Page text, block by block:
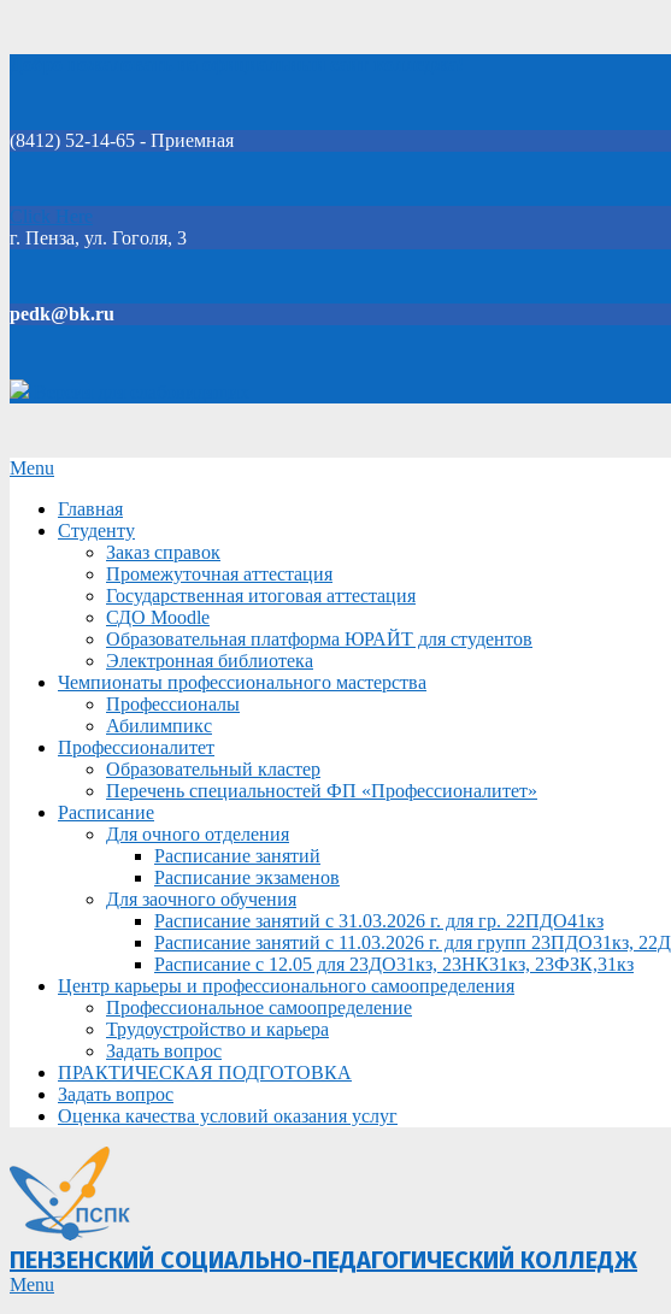
(8412) 52-14-65 - Приемная
Click Here
г. Пенза, ул. Гоголя, 3
pedk@bk.ru
Secondary
Menu
Menu
Главная
Студенту
Заказ справок
Промежуточная аттестация
Государственная итоговая аттестация
СДО Moodle
Образовательная платформа ЮРАЙТ для студентов
Электронная библиотека
Чемпионаты профессионального мастерства
Профессионалы
Абилимпикс
Профессионалитет
Образовательный кластер
Перечень специальностей ФП «Профессионалитет»
Расписание
Для очного отделения
Расписание занятий
Расписание экзаменов
Для заочного обучения
Расписание занятий с 31.03.2026 г. для гр. 22ПДО41кз
Расписание занятий с 11.03.2026 г. для групп 23ПДО31кз,
Расписание с 12.05 для 23ДО31кз, 23НК31кз, 23ФЗК,31кз
Центр карьеры и профессионального самоопределения
Профессиональное самоопределение
Трудоустройство и карьера
Задать вопрос
ПРАКТИЧЕСКАЯ ПОДГОТОВКА
Задать вопрос
Оценка качества условий оказания услуг
ПЕНЗЕНСКИЙ СОЦИАЛЬНО-ПЕДАГОГИЧЕСКИЙ КОЛЛЕДЖ
Primary
Menu